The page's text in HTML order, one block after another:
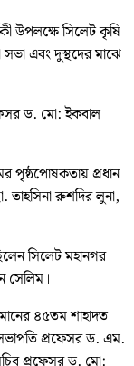
উপলক্ষে সিলেট কৃষি
এবং দুস্থদের মাঝে
ড. মো: ইকবাল
পৃষ্ঠপোষকতায় প্রধান
তাহসিনা রুশদির লুনা,
সিলেট মহানগর
সেলিম।
৪৫তম শাহাদত
প্রফেসর ড. এম.